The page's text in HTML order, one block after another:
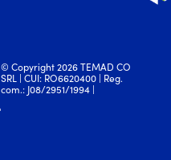
© Copyright 2026 TEMAD CO
SRL | CUI: RO6620400 | Reg.
com.: J08/2951/1994 |